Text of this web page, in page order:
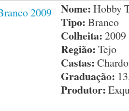
Nome: Hobby
Tipo: Branco
Colheita: 2009
Região: Tejo
Castas:
Graduação:
Produtor: